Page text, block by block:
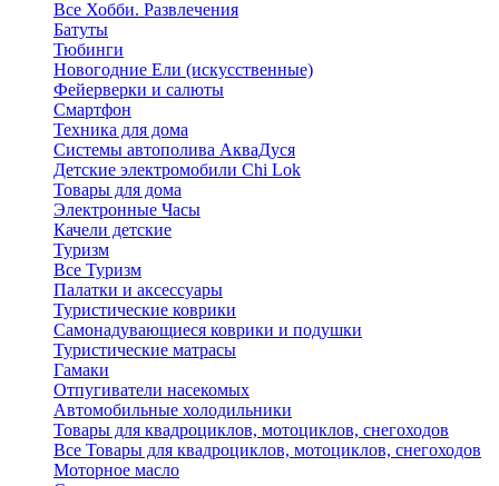
Все Хобби. Развлечения
Батуты
Тюбинги
Новогодние Ели (искусственные)
Фейерверки и салюты
Смартфон
Техника для дома
Системы автополива АкваДуся
Детские электромобили Chi Lok
Товары для дома
Электронные Часы
Качели детские
Туризм
Все Туризм
Палатки и аксессуары
Туристические коврики
Самонадувающиеся коврики и подушки
Туристические матрасы
Гамаки
Отпугиватели насекомых
Автомобильные холодильники
Товары для квадроциклов, мотоциклов, снегоходов
Все Товары для квадроциклов, мотоциклов, снегоходов
Моторное масло